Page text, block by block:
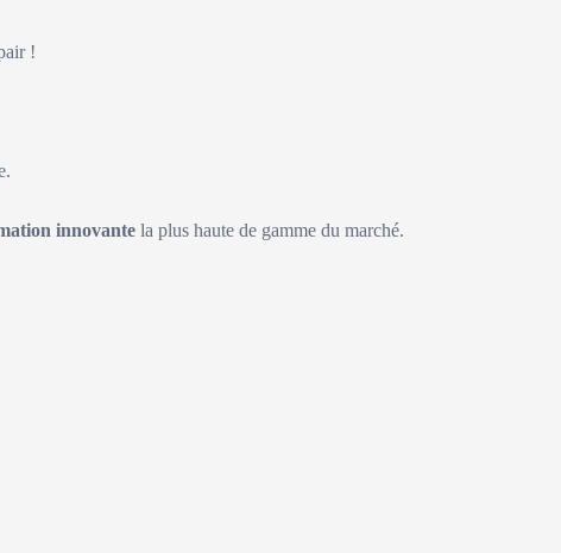
!
innovante la plus haute de gamme du marché.